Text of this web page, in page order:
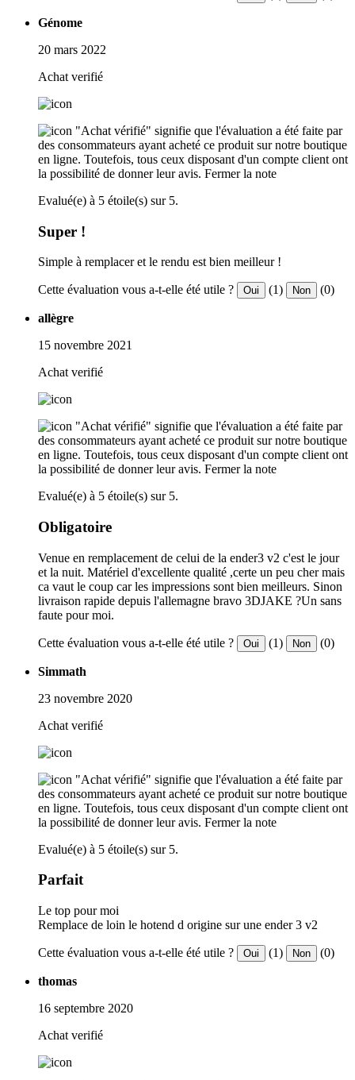
Génome
20 mars 2022
Achat verifié
"Achat vérifié" signifie que l'évaluation a été faite par
des consommateurs ayant acheté ce produit sur notre boutique
en ligne. Toutefois, tous ceux disposant d'un compte client ont
la possibilité de donner leur avis. Fermer la note
Evalué(e) à 5 étoile(s) sur 5.
Super !
Simple à remplacer et le rendu est bien meilleur !
Cette évaluation vous a-t-elle été utile ? Oui (1) Non (0)
allègre
15 novembre 2021
Achat verifié
"Achat vérifié" signifie que l'évaluation a été faite par
des consommateurs ayant acheté ce produit sur notre boutique
en ligne. Toutefois, tous ceux disposant d'un compte client ont
la possibilité de donner leur avis. Fermer la note
Evalué(e) à 5 étoile(s) sur 5.
Obligatoire
Venue en remplacement de celui de la ender3 v2 c'est le jour
et la nuit. Matériel d'excellente qualité ,certe un peu cher mais
ca vaut le coup car les impressions sont bien meilleurs. Sinon
livraison rapide depuis l'allemagne bravo 3DJAKE ?Un sans
faute pour moi.
Cette évaluation vous a-t-elle été utile ? Oui (1) Non (0)
Simmath
23 novembre 2020
Achat verifié
"Achat vérifié" signifie que l'évaluation a été faite par
des consommateurs ayant acheté ce produit sur notre boutique
en ligne. Toutefois, tous ceux disposant d'un compte client ont
la possibilité de donner leur avis. Fermer la note
Evalué(e) à 5 étoile(s) sur 5.
Parfait
Le top pour moi
Remplace de loin le hotend d origine sur une ender 3 v2
Cette évaluation vous a-t-elle été utile ? Oui (1) Non (0)
thomas
16 septembre 2020
Achat verifié